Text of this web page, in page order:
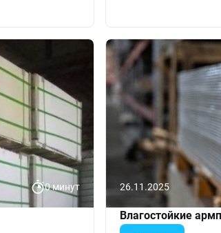
0 минут 26.11.2025
Влагостойкие